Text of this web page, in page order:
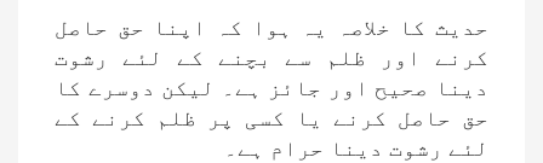
حدیث کا خلاصہ یہ ہوا کہ اپنا حق حاصل
کرنے اور ظلم سے بچنے کے لئے رشوت
دینا صحیح اور جائز ہے۔ لیکن دوسرے کا
حق حاصل کرنے یا کسی پر ظلم کرنے کے
لئے رشوت دینا حرام ہے۔